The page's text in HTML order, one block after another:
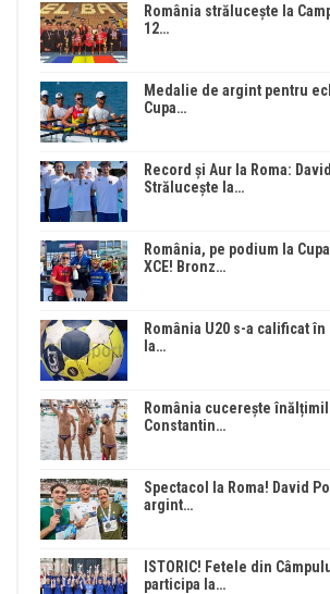
România strălucește la
12…
Medalie de argint pentru
Cupa…
Record și Aur la Roma:
Strălucește la…
România, pe podium la
XCE! Bronz…
România U20 s-a calificat
la…
România cucerește
Constantin…
Spectacol la Roma! David
argint…
ISTORIC! Fetele din
participa la…